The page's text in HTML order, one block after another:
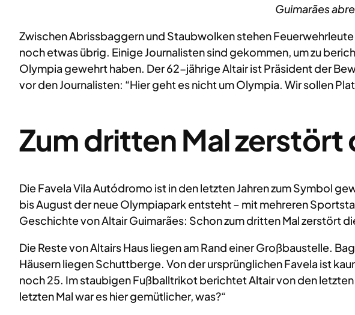
Guimarães
Zwischen Abrissbaggern und Staubwolken stehen
noch etwas übrig. Einige Journalisten sind gekommen, um zu
Olympia gewehrt haben. Der 62-jährige Altair ist Präsident der
vor den Journalisten: “Hier geht es nicht um Olympia. Wir sollen
Zum dritten Mal zerstört
Die Favela Vila Autódromo ist in den letzten Jahren zum Symbol
bis August der neue Olympiapark entsteht – mit mehreren
Geschichte von Altair Guimarães: Schon zum dritten Mal zerstört
Die Reste von Altairs Haus liegen am Rand einer Großbaustelle.
Häusern liegen Schuttberge. Von der ursprünglichen Favela ist
noch 25. Im staubigen Fußballtrikot berichtet Altair von den
letzten Mal war es hier gemütlicher, was?“